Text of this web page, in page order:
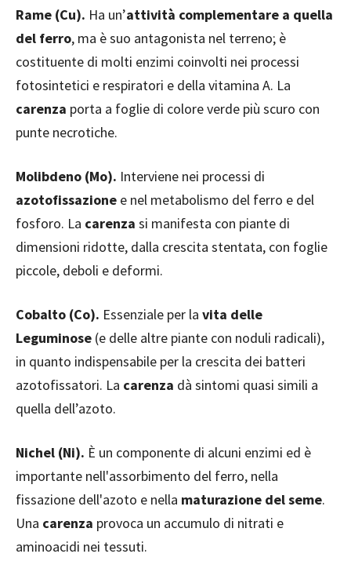
Rame (Cu). Ha un’attività complementare a quella
del ferro, ma è suo antagonista nel terreno; è
costituente di molti enzimi coinvolti nei processi
fotosintetici e respiratori e della vitamina A. La
carenza porta a foglie di colore verde più scuro con
punte necrotiche.
Molibdeno (Mo). Interviene nei processi di
azotofissazione e nel metabolismo del ferro e del
fosforo. La carenza si manifesta con piante di
dimensioni ridotte, dalla crescita stentata, con foglie
piccole, deboli e deformi.
Cobalto (Co). Essenziale per la vita delle
Leguminose (e delle altre piante con noduli radicali),
in quanto indispensabile per la crescita dei batteri
azotofissatori. La carenza dà sintomi quasi simili a
quella dell’azoto.
Nichel (Ni). È un componente di alcuni enzimi ed è
importante nell'assorbimento del ferro, nella
fissazione dell'azoto e nella maturazione del seme.
Una carenza provoca un accumulo di nitrati e
aminoacidi nei tessuti.